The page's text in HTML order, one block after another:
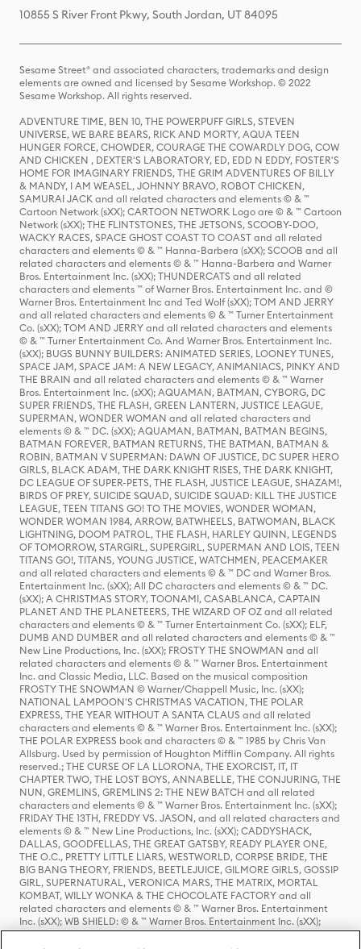
10855 S River Front Pkwy, South Jordan, UT 84095
Sesame Street® and associated characters, trademarks and design
elements are owned and licensed by Sesame Workshop. © 2022
Sesame Workshop. All rights reserved.
ADVENTURE TIME, BEN 10, THE POWERPUFF GIRLS, STEVEN
UNIVERSE, WE BARE BEARS, RICK AND MORTY, AQUA TEEN
HUNGER FORCE, CHOWDER, COURAGE THE COWARDLY DOG, COW
AND CHICKEN , DEXTER'S LABORATORY, ED, EDD N EDDY, FOSTER'S
HOME FOR IMAGINARY FRIENDS, THE GRIM ADVENTURES OF BILLY
& MANDY, I AM WEASEL, JOHNNY BRAVO, ROBOT CHICKEN,
SAMURAI JACK and all related characters and elements © & ™
Cartoon Network (sXX); CARTOON NETWORK Logo are © & ™ Cartoon
Network (sXX); THE FLINTSTONES, THE JETSONS, SCOOBY-DOO,
WACKY RACES, SPACE GHOST COAST TO COAST and all related
characters and elements © & ™ Hanna-Barbera (sXX); SCOOB and all
related characters and elements © & ™ Hanna-Barbera and Warner
Bros. Entertainment Inc. (sXX); THUNDERCATS and all related
characters and elements ™ of Warner Bros. Entertainment Inc. and ©
Warner Bros. Entertainment Inc and Ted Wolf (sXX); TOM AND JERRY
and all related characters and elements © & ™ Turner Entertainment
Co. (sXX); TOM AND JERRY and all related characters and elements
© & ™ Turner Entertainment Co. And Warner Bros. Entertainment Inc.
(sXX); BUGS BUNNY BUILDERS: ANIMATED SERIES, LOONEY TUNES,
SPACE JAM, SPACE JAM: A NEW LEGACY, ANIMANIACS, PINKY AND
THE BRAIN and all related characters and elements © & ™ Warner
Bros. Entertainment Inc. (sXX); AQUAMAN, BATMAN, CYBORG, DC
SUPER FRIENDS, THE FLASH, GREEN LANTERN, JUSTICE LEAGUE,
SUPERMAN, WONDER WOMAN and all related characters and
elements © & ™ DC. (sXX); AQUAMAN, BATMAN, BATMAN BEGINS,
BATMAN FOREVER, BATMAN RETURNS, THE BATMAN, BATMAN &
ROBIN, BATMAN V SUPERMAN: DAWN OF JUSTICE, DC SUPER HERO
GIRLS, BLACK ADAM, THE DARK KNIGHT RISES, THE DARK KNIGHT,
DC LEAGUE OF SUPER-PETS, THE FLASH, JUSTICE LEAGUE, SHAZAM!,
BIRDS OF PREY, SUICIDE SQUAD, SUICIDE SQUAD: KILL THE JUSTICE
LEAGUE, TEEN TITANS GO! TO THE MOVIES, WONDER WOMAN,
WONDER WOMAN 1984, ARROW, BATWHEELS, BATWOMAN, BLACK
LIGHTNING, DOOM PATROL, THE FLASH, HARLEY QUINN, LEGENDS
OF TOMORROW, STARGIRL, SUPERGIRL, SUPERMAN AND LOIS, TEEN
TITANS GO!, TITANS, YOUNG JUSTICE, WATCHMEN, PEACEMAKER
and all related characters and elements © & ™ DC and Warner Bros.
Entertainment Inc. (sXX); All DC characters and elements © & ™ DC.
(sXX); A CHRISTMAS STORY, TOONAMI, CASABLANCA, CAPTAIN
PLANET AND THE PLANETEERS, THE WIZARD OF OZ and all related
characters and elements © & ™ Turner Entertainment Co. (sXX); ELF,
DUMB AND DUMBER and all related characters and elements © & ™
New Line Productions, Inc. (sXX); FROSTY THE SNOWMAN and all
related characters and elements © & ™ Warner Bros. Entertainment
Inc. and Classic Media, LLC. Based on the musical composition
FROSTY THE SNOWMAN © Warner/Chappell Music, Inc. (sXX);
NATIONAL LAMPOON'S CHRISTMAS VACATION, THE POLAR
EXPRESS, THE YEAR WITHOUT A SANTA CLAUS and all related
characters and elements © & ™ Warner Bros. Entertainment Inc. (sXX);
THE POLAR EXPRESS book and characters © & ™ 1985 by Chris Van
Allsburg. Used by permission of Houghton Mifflin Company. All rights
reserved.; THE CURSE OF LA LLORONA, THE EXORCIST, IT, IT
CHAPTER TWO, THE LOST BOYS, ANNABELLE, THE CONJURING, THE
NUN, GREMLINS, GREMLINS 2: THE NEW BATCH and all related
characters and elements © & ™ Warner Bros. Entertainment Inc. (sXX);
FRIDAY THE 13TH, FREDDY VS. JASON, and all related characters and
elements © & ™ New Line Productions, Inc. (sXX); CADDYSHACK,
DALLAS, GOODFELLAS, THE GREAT GATSBY, READY PLAYER ONE,
THE O.C., PRETTY LITTLE LIARS, WESTWORLD, CORPSE BRIDE, THE
BIG BANG THEORY, FRIENDS, BEETLEJUICE, GILMORE GIRLS, GOSSIP
GIRL, SUPERNATURAL, VERONICA MARS, THE MATRIX, MORTAL
KOMBAT, WILLY WONKA & THE CHOCOLATE FACTORY and all
related characters and elements © & ™ Warner Bros. Entertainment
Inc. (sXX); WB SHIELD: © & ™ Warner Bros. Entertainment Inc. (sXX);
HOUSE OF THE DRAGON, GAME OF THRONES, and all related